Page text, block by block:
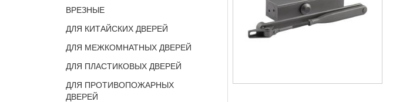
ВРЕЗНЫЕ
ДЛЯ КИТАЙСКИХ ДВЕРЕЙ
ДЛЯ МЕЖКОМНАТНЫХ ДВЕРЕЙ
ДЛЯ ПЛАСТИКОВЫХ ДВЕРЕЙ
ДЛЯ ПРОТИВОПОЖАРНЫХ
ДВЕРЕЙ